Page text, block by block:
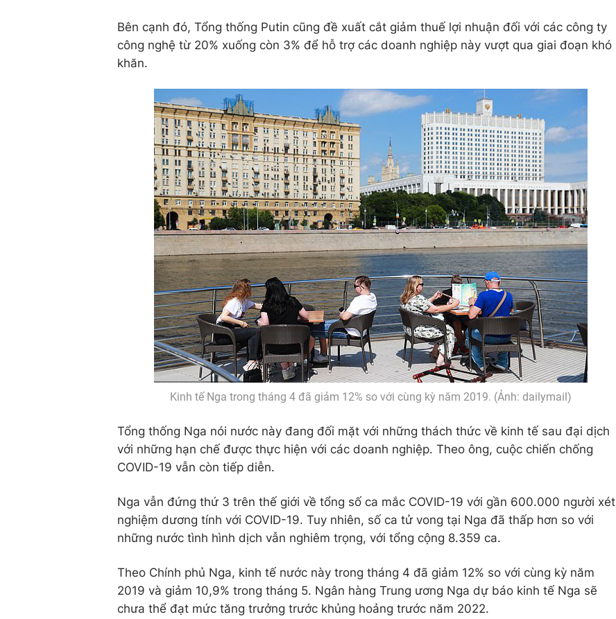
Bên cạnh đó, Tổng thống Putin cũng đề xuất cắt giảm thuế lợi nhuận đối với các công ty
công nghệ từ 20% xuống còn 3% để hỗ trợ các doanh nghiệp này vượt qua giai đoạn khó
khăn.
Kinh tế Nga trong tháng 4 đã giảm 12% so với cùng kỳ năm 2019. (Ảnh: dailymail)
Tổng thống Nga nói nước này đang đối mặt với những thách thức về kinh tế sau đại dịch
với những hạn chế được thực hiện với các doanh nghiệp. Theo ông, cuộc chiến chống
COVID-19 vẫn còn tiếp diễn.
Nga vẫn đứng thứ 3 trên thế giới về tổng số ca mắc COVID-19 với gần 600.000 người xét
nghiệm dương tính với COVID-19. Tuy nhiên, số ca tử vong tại Nga đã thấp hơn so với
những nước tình hình dịch vẫn nghiêm trọng, với tổng cộng 8.359 ca.
Theo Chính phủ Nga, kinh tế nước này trong tháng 4 đã giảm 12% so với cùng kỳ năm
2019 và giảm 10,9% trong tháng 5. Ngân hàng Trung ương Nga dự báo kinh tế Nga sẽ
chưa thể đạt mức tăng trưởng trước khủng hoảng trước năm 2022.